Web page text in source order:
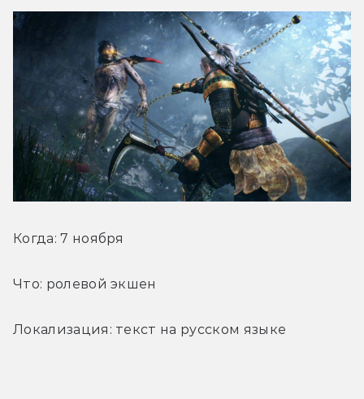
Когда: 7 ноября
Что: ролевой экшен
Локализация: текст на русском языке